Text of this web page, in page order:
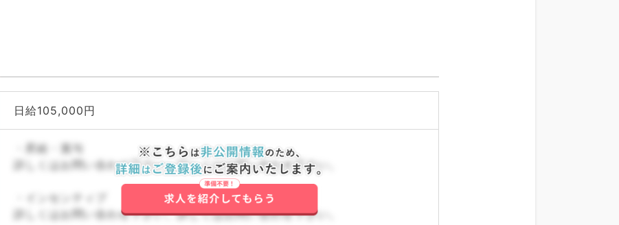
日給105,000円
・昇給・賞与
詳しくはお問い合わせ下さい。詳しくはお問い合わせ下さい。
・インセンティブ
詳しくはお問い合わせ下さい。詳しくはお問い合わせ下さい。